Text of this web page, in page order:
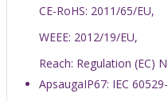
CE-RoHS: 2011/65/EU,
WEEE: 2012/19/EU,
Reach: Regulation (EC)
ApsaugaIP67: IEC